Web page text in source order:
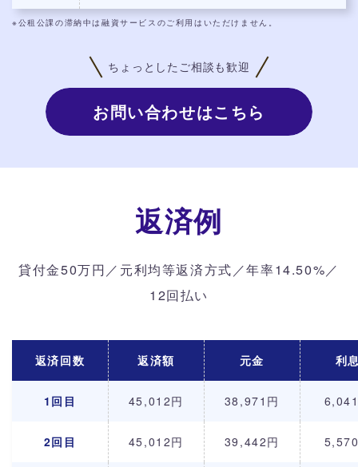
※公租公課の滞納中は融資サービスのご利用はいただけません。
ちょっとしたご相談も歓迎
お問い合わせはこちら
返済例
貸付金50万円／元利均等返済方式／年率14.50%／
12回払い
返済回数 返済額 元金 利
1回目 45,012円 38,971円
2回目 45,012円 39,442円